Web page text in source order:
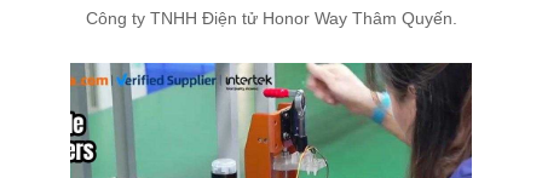
Công ty TNHH Điện tử Honor Way Thâm Quyến.